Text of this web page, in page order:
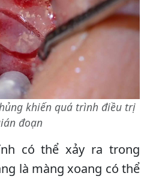
khiến quá trình điều trị
đoạn
có thể xảy ra trong
là màng xoang có thể